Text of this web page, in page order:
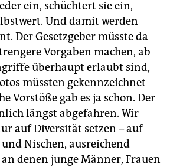
ein, schüchtert sie ein,
Und damit werden
Der Gesetzgeber müsste da
Vorgaben machen, ab
überhaupt erlaubt sind,
müssten gekennzeichnet
Vorstöße gab es ja schon. Der
längst abgefahren. Wir
auf Diversität setzen – auf
Nischen, ausreichend
denen junge Männer, Frauen